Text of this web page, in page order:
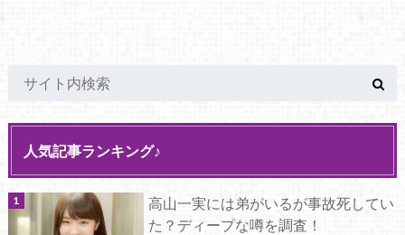
人気記事ランキング♪
高山一実には弟がいるが事故死してい
た？ディープな噂を調査！